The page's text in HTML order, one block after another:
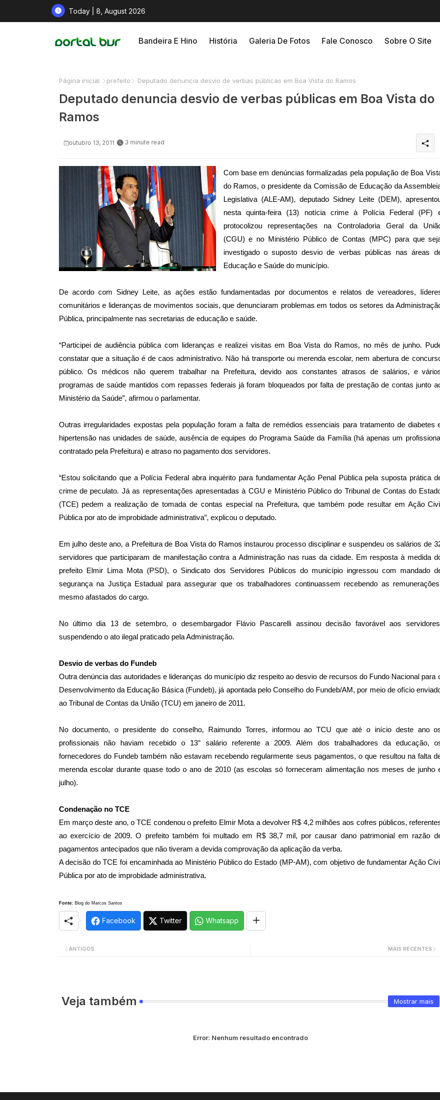
Today | 8, August 2026
Bandeira E Hino História Galeria De Fotos Fale Conosco Sobre O Site
Página inicial prefeito Deputado denuncia desvio de verbas públicas em Boa Vista do Ramos
Deputado denuncia desvio de verbas públicas em Boa Vista do
Ramos
outubro 13, 2011 3 minute read
Com base em denúncias formalizadas pela população de Boa
do Ramos, o presidente da Comissão de Educação da
Legislativa (ALE-AM), deputado Sidney Leite (DEM),
nesta quinta-feira (13) notícia crime à Polícia Federal (PF)
protocolizou representações na Controladoria Geral da
(CGU) e no Ministério Público de Contas (MPC) para que
investigado o suposto desvio de verbas públicas nas áreas
Educação e Saúde do município.
De acordo com Sidney Leite, as ações estão fundamentadas por documentos e relatos de vereadores,
comunitários e lideranças de movimentos sociais, que denunciaram problemas em todos os setores da
Pública, principalmente nas secretarias de educação e saúde.
“Participei de audiência pública com lideranças e realizei visitas em Boa Vista do Ramos, no mês de junho.
constatar que a situação é de caos administrativo. Não há transporte ou merenda escolar, nem abertura de
público. Os médicos não querem trabalhar na Prefeitura, devido aos constantes atrasos de salários, e
programas de saúde mantidos com repasses federais já foram bloqueados por falta de prestação de contas junto
Ministério da Saúde”, afirmou o parlamentar.
Outras irregularidades expostas pela população foram a falta de remédios essenciais para tratamento de diabetes
hipertensão nas unidades de saúde, ausência de equipes do Programa Saúde da Família (há apenas um
contratado pela Prefeitura) e atraso no pagamento dos servidores.
“Estou solicitando que a Polícia Federal abra inquérito para fundamentar Ação Penal Pública pela suposta prática
crime de peculato. Já as representações apresentadas à CGU e Ministério Público do Tribunal de Contas do
(TCE) pedem a realização de tomada de contas especial na Prefeitura, que também pode resultar em Ação
Pública por ato de improbidade administrativa”, explicou o deputado.
Em julho deste ano, a Prefeitura de Boa Vista do Ramos instaurou processo disciplinar e suspendeu os salários de
servidores que participaram de manifestação contra a Administração nas ruas da cidade. Em resposta à medida
prefeito Elmir Lima Mota (PSD), o Sindicato dos Servidores Públicos do município ingressou com mandado
segurança na Justiça Estadual para assegurar que os trabalhadores continuassem recebendo as
mesmo afastados do cargo.
No último dia 13 de setembro, o desembargador Flávio Pascarelli assinou decisão favorável aos
suspendendo o ato ilegal praticado pela Administração.
Desvio de verbas do Fundeb
Outra denúncia das autoridades e lideranças do município diz respeito ao desvio de recursos do Fundo Nacional para
Desenvolvimento da Educação Básica (Fundeb), já apontada pelo Conselho do Fundeb/AM, por meio de ofício
ao Tribunal de Contas da União (TCU) em janeiro de 2011.
No documento, o presidente do conselho, Raimundo Torres, informou ao TCU que até o início deste ano
profissionais não haviam recebido o 13° salário referente a 2009. Além dos trabalhadores da educação,
fornecedores do Fundeb também não estavam recebendo regularmente seus pagamentos, o que resultou na falta
merenda escolar durante quase todo o ano de 2010 (as escolas só forneceram alimentação nos meses de junho
julho).
Condenação no TCE
Em março deste ano, o TCE condenou o prefeito Elmir Mota a devolver R$ 4,2 milhões aos cofres públicos,
ao exercício de 2009. O prefeito também foi multado em R$ 38,7 mil, por causar dano patrimonial em razão
pagamentos antecipados que não tiveram a devida comprovação da aplicação da verba.
A decisão do TCE foi encaminhada ao Ministério Público do Estado (MP-AM), com objetivo de fundamentar Ação
Pública por ato de improbidade administrativa.
Fonte:Blog do Marcos Santos
Facebook Twitter Whatsapp
MAIS RECENTES
ANTIGOS
Veja também Mostrar mais
Error: Nenhum resultado encontrado